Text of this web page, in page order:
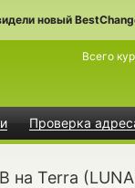
новый
Проверка
Всего
на Terra